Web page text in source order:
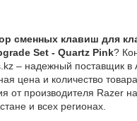
сменных клавиш для
Set - Quartz Pink?
– надежный поставщик в
цена и количество
от производителя Razer
и всех регионах.